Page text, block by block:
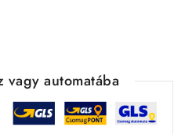
vagy automatába